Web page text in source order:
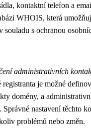
kontaktní telefon a
WHOIS, která
s ochranou
administrativních
je možné
domény, a
nastavení těchto
problémů nebo změn.